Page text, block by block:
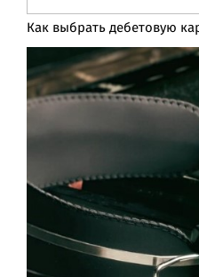
Как выбрать дебетовую